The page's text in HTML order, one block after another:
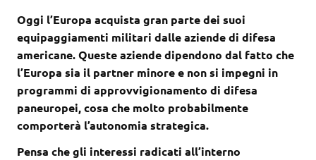
Oggi l’Europa acquista gran parte dei suoi
equipaggiamenti militari dalle aziende di difesa
americane. Queste aziende dipendono dal fatto che
l’Europa sia il partner minore e non si impegni in
programmi di approvvigionamento di difesa
paneuropei, cosa che molto probabilmente
comporterà l’autonomia strategica.
Pensa che gli interessi radicati all’interno